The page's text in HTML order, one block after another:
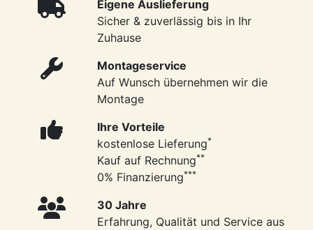
Eigene Auslieferung
Sicher & zuverlässig bis in Ihr
Zuhause
Montageservice
Auf Wunsch übernehmen wir die
Montage
Ihre Vorteile
kostenlose Lieferung*
Kauf auf Rechnung**
0% Finanzierung***
30 Jahre
Erfahrung, Qualität und Service aus